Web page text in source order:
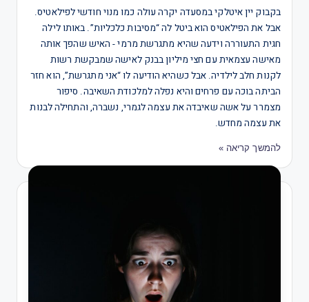
בקבוק יין איטלקי במסעדה יקרה עולה כמו מנוי חודשי לפילאטיס.
אבל את הפילאטיס הוא ביטל לה “מסיבות כלכליות”. באותו לילה
חגית התעוררה וידעה שהיא מתגרשת מרמי - האיש שהפך אותה
מאישה עצמאית עם חצי מיליון בבנק לאישה שמבקשת רשות
לקנות חלב לילדיה. אבל כשהיא הודיעה לו “אני מתגרשת”, הוא חזר
הביתה בוכה עם פרחים והיא נפלה למלכודת השאיבה. סיפור
מצמרר על אשה שאיבדה את עצמה לגמרי, נשברה, והתחילה לבנות
את עצמה מחדש.​​​​​​​​​​​​​​​​
להמשך קריאה »